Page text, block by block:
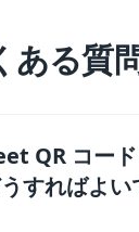
ある質
QR コー
すればよい